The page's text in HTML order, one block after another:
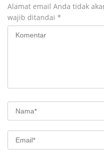
Alamat email Anda tidak
wajib ditandai *